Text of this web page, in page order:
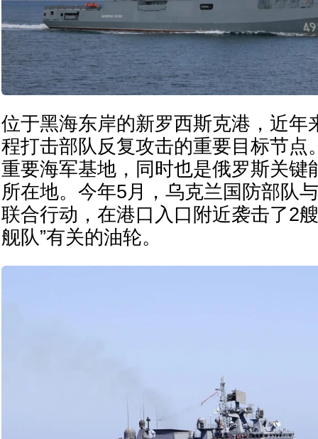
位于黑海东岸的新罗西斯克港，近年
程打击部队反复攻击的重要目标节点
重要海军基地，同时也是俄罗斯关键
所在地。今年5月，乌克兰国防部队
联合行动，在港口入口附近袭击了2
舰队”有关的油轮。